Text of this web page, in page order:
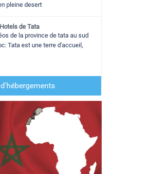
pleine desert
de Tata
de la province de tata au sud
Tata est une terre d'accueil,